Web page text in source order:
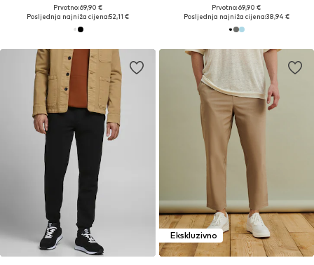
Prvotno: 69,90 €
Posljednja najniža cijena:52,11 €
Prvotno: 69,90 €
Posljednja najniža cijena:38,94 €
Ekskluzivno